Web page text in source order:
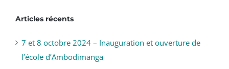
Articles récents
7 et 8 octobre 2024 – Inauguration et ouverture de
l’école d’Ambodimanga